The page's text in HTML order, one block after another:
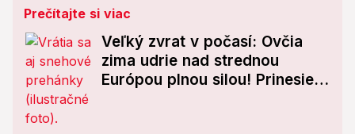
Prečítajte si viac
Veľký zvrat v počasí: Ovčia
zima udrie nad strednou
Európou plnou silou! Prinesie